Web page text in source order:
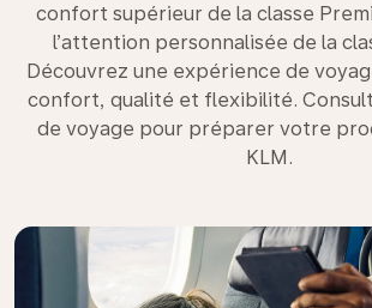
confort supérieur de la classe
l’attention personnalisée de la
Découvrez une expérience de
confort, qualité et flexibilité.
de voyage pour préparer votre
KLM.